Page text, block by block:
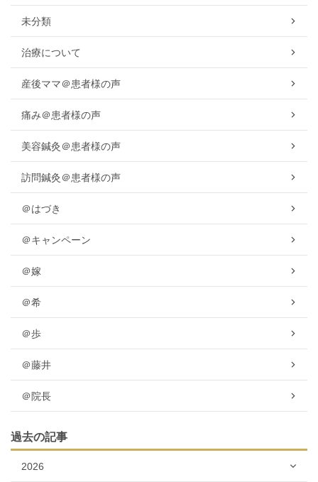
未分類
治療について
産後ママ＠患者様の声
痛み＠患者様の声
美容鍼灸＠患者様の声
訪問鍼灸＠患者様の声
＠はづき
＠キャンペーン
＠嫁
＠希
＠歩
＠藤井
＠院長
過去の記事
2026